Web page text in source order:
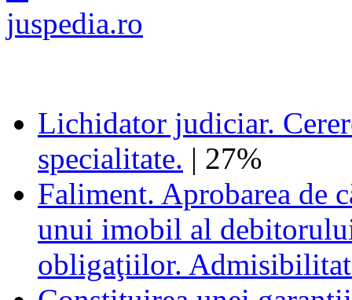
Lichidator judiciar.
specialitate. | 27%
Faliment. Aprobarea de
unui imobil al
obligaţiilor.